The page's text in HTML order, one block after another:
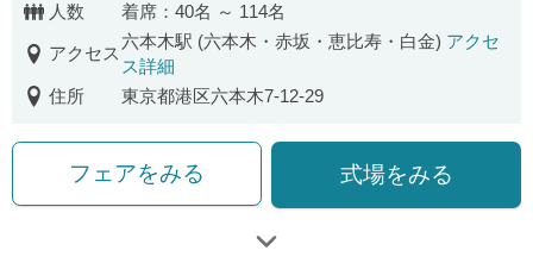
人数
着席：40名 ～ 114名
アクセス
六本木駅 (六本木・赤坂・恵比寿・白金) アクセ
ス詳細
住所
東京都港区六本木7-12-29
フェアをみる 式場をみる